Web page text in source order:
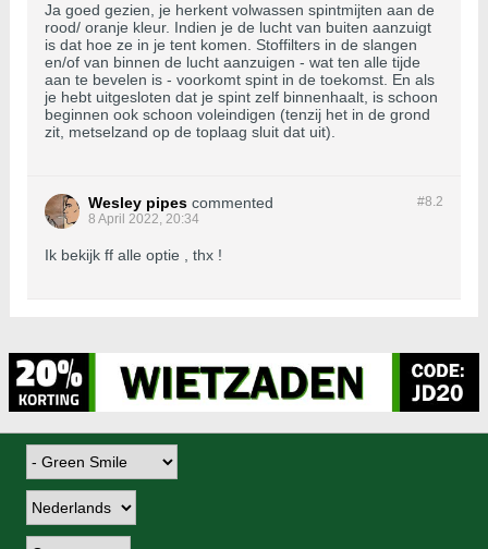
Ja goed gezien, je herkent volwassen spintmijten aan de
rood/ oranje kleur. Indien je de lucht van buiten aanzuigt
is dat hoe ze in je tent komen. Stoffilters in de slangen
en/of van binnen de lucht aanzuigen - wat ten alle tijde
aan te bevelen is - voorkomt spint in de toekomst. En als
je hebt uitgesloten dat je spint zelf binnenhaalt, is schoon
beginnen ook schoon voleindigen (tenzij het in de grond
zit, metselzand op de toplaag sluit dat uit).
#8.2
Wesley pipes commented
8 April 2022, 20:34
Ik bekijk ff alle optie , thx !